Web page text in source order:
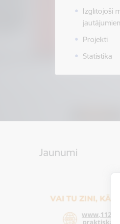
Izglītojoši
Projekti
Statistika
Jaunumi